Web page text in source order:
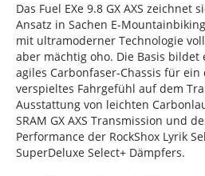
Das Fuel EXe 9.8 GX AXS zeichnet
Ansatz in Sachen E-
mit ultramoderner Technologie
aber mächtig oho. Die Basis bildet
agiles Carbonfaser-Chassis für
verspieltes Fahrgefühl auf dem
Ausstattung von leichten
SRAM GX AXS Transmission und
Performance der RockShox Lyrik
SuperDeluxe Select+ Dämpfers.